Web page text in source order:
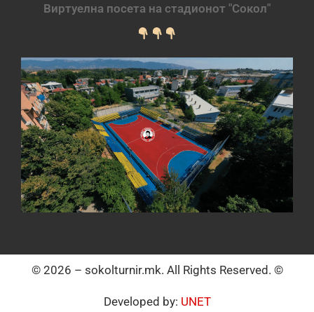
Виртуелна посета на стадионот "Сокол"
© 2026 – sokolturnir.mk. All Rights Reserved. ©
Developed by: UNET